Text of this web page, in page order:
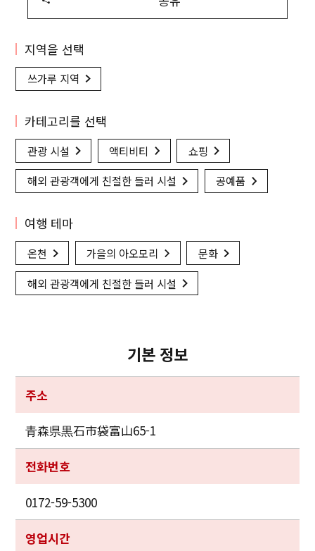
지역을 선택
쓰가루 지역
카테고리를 선택
관광 시설 액티비티
쇼핑
해외 관광객에게 친절한 들러 시설
공예품
여행 테마
온천 가을의 아오모리
문화
해외 관광객에게 친절한 들러 시설
기본 정보
주소
青森県黒石市袋富山65-1
전화번호
0172-59-5300
영업시간